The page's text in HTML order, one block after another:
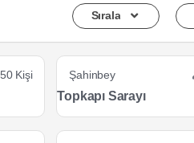
Sırala
Kişi Şahinbey
Topkapı Sarayı